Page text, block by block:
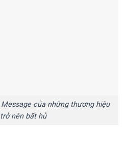
của những thương hiệu
nên bất hủ